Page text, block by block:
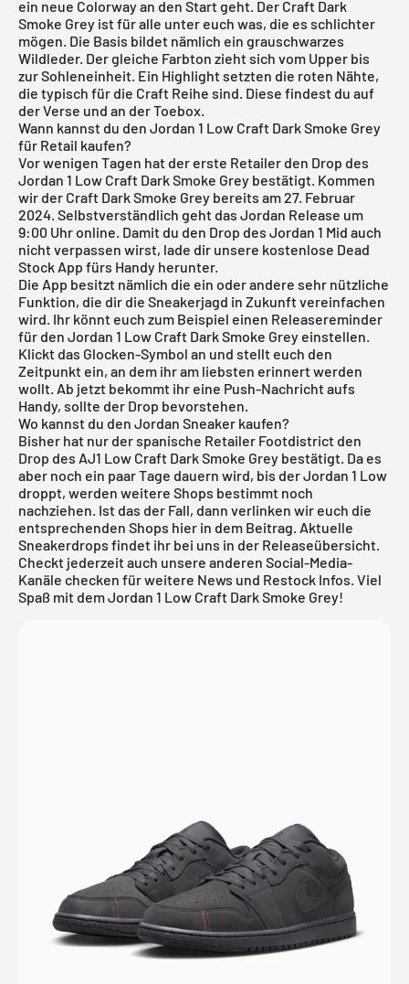
ein neue Colorway an den Start geht. Der Craft Dark
Smoke Grey ist für alle unter euch was, die es schlichter
mögen. Die Basis bildet nämlich ein grauschwarzes
Wildleder. Der gleiche Farbton zieht sich vom Upper bis
zur Sohleneinheit. Ein Highlight setzten die roten Nähte,
die typisch für die Craft Reihe sind. Diese findest du auf
der Verse und an der Toebox.
Wann kannst du den Jordan 1 Low Craft Dark Smoke Grey
für Retail kaufen?
Vor wenigen Tagen hat der erste Retailer den Drop des
Jordan 1 Low Craft Dark Smoke Grey bestätigt. Kommen
wir der Craft Dark Smoke Grey bereits am 27. Februar
2024. Selbstverständlich geht das Jordan Release um
9:00 Uhr online. Damit du den Drop des Jordan 1 Mid auch
nicht verpassen wirst, lade dir unsere kostenlose Dead
Stock App fürs Handy herunter.
Die App besitzt nämlich die ein oder andere sehr nützliche
Funktion, die dir die Sneakerjagd in Zukunft vereinfachen
wird. Ihr könnt euch zum Beispiel einen Releasereminder
für den Jordan 1 Low Craft Dark Smoke Grey einstellen.
Klickt das Glocken-Symbol an und stellt euch den
Zeitpunkt ein, an dem ihr am liebsten erinnert werden
wollt. Ab jetzt bekommt ihr eine Push-Nachricht aufs
Handy, sollte der Drop bevorstehen.
Wo kannst du den Jordan Sneaker kaufen?
Bisher hat nur der spanische Retailer Footdistrict den
Drop des AJ1 Low Craft Dark Smoke Grey bestätigt. Da es
aber noch ein paar Tage dauern wird, bis der Jordan 1 Low
droppt, werden weitere Shops bestimmt noch
nachziehen. Ist das der Fall, dann verlinken wir euch die
entsprechenden Shops hier in dem Beitrag. Aktuelle
Sneakerdrops findet ihr bei uns in der Releaseübersicht.
Checkt jederzeit auch unsere anderen Social-Media-
Kanäle checken für weitere News und Restock Infos. Viel
Spaß mit dem Jordan 1 Low Craft Dark Smoke Grey!